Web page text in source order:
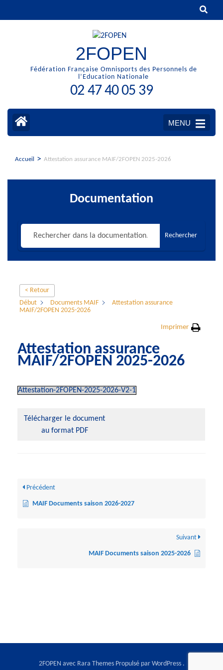
2FOPEN
Fédération Française Omnisports des Personnels de
l’Education Nationale
02 47 40 05 39
MENU
Accueil > Attestation assurance MAIF/2FOPEN 2025-2026
Documentation
Rechercher
< Retour
Début
Documents MAIF
Attestation assurance
MAIF/2FOPEN 2025-2026
Imprimer
Attestation assurance
MAIF/2FOPEN 2025-2026
Attestation-2FOPEN-2025-2026-V2-1
Télécharger le document
au format PDF
Précédent
MAIF Documents saison 2026-2027
Suivant
MAIF Documents saison 2025-2026
2FOPEN avec Rara ThemesPropulsé par WordPress.